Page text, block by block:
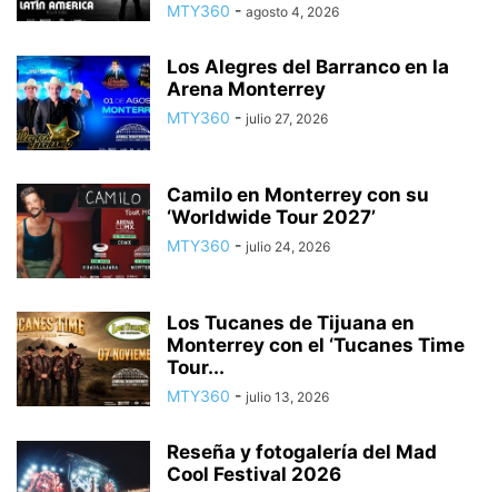
MTY360 - agosto 4, 2026
Los Alegres del Barranco en la
Arena Monterrey
MTY360 - julio 27, 2026
Camilo en Monterrey con su
‘Worldwide Tour 2027’
MTY360 - julio 24, 2026
Los Tucanes de Tijuana en
Monterrey con el ‘Tucanes Time
Tour...
MTY360 - julio 13, 2026
Reseña y fotogalería del Mad
Cool Festival 2026